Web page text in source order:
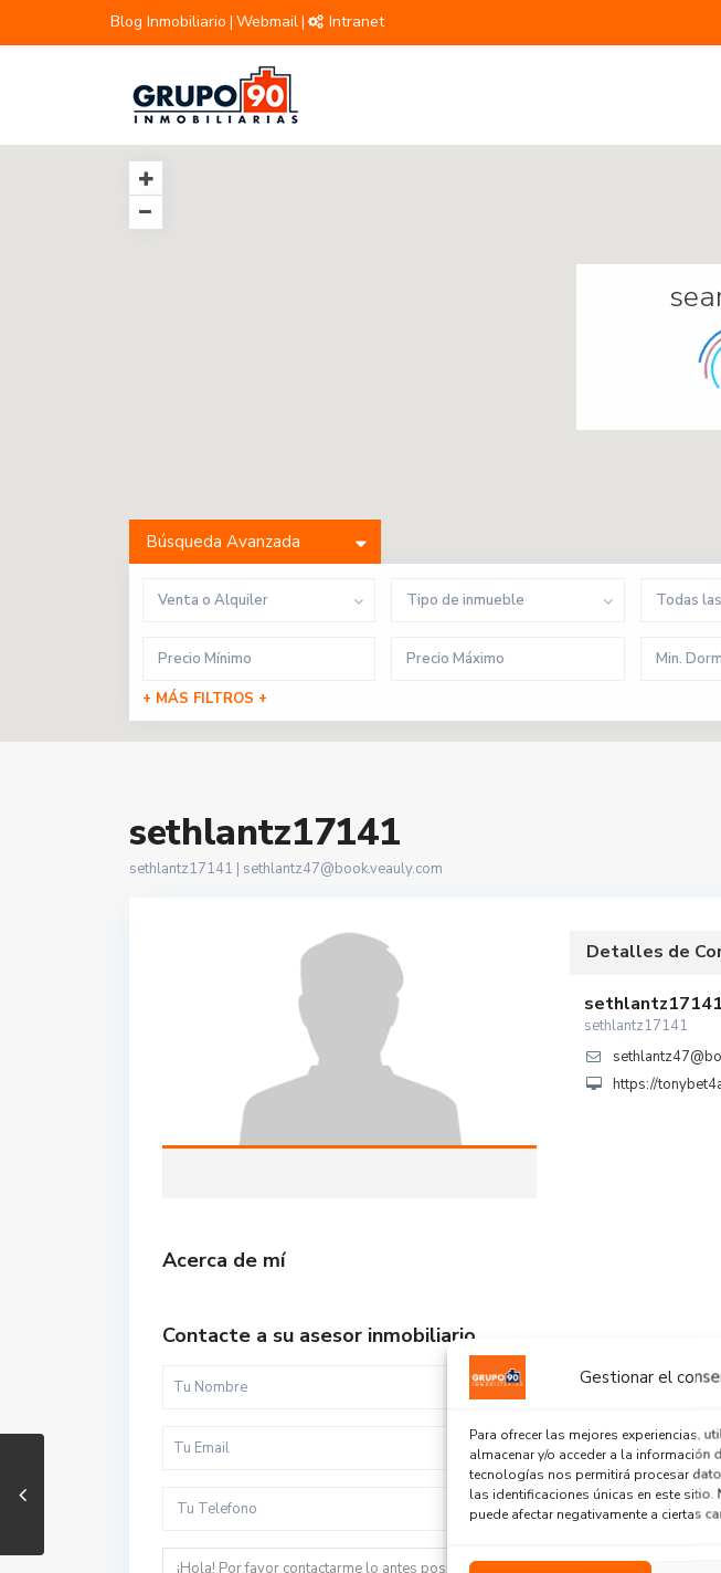
Gestionar el
Para ofrecer las mejores experiencias,
almacenar y/o acceder a la
tecnologías nos permitirá procesar
las identificaciones únicas en este
puede afectar negativamente a ciertas
Blog Inmobiliario | Webmail| Intranet
Búsqueda Avanzada
Venta o Alquiler Tipo de inmueble Todas
Min.
+ MÁS FILTROS +
sethlantz17141
sethlantz17141 | sethlantz47@book.veauly.com
Detalles de
sethlantz17141
sethlantz17141
https://
Acerca de mí
Contacte a su asesor inmobiliario